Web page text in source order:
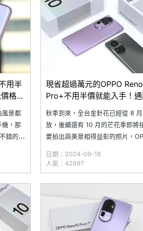
用半
格整
風景都
機，那
錯的好
，方
何？
現省超過萬元的OPPO
Pro+不用半價就能入手！
秋季到來，全台金針花已經從 8
放，後續還有 10 月的芒花季即將
要拍出與美景相得益彰的照片，
捉精緻的人像，還是用 800 萬畫素
角鏡頭記錄壯闊風景，都能輕鬆呈
畫面。究竟目前 OPPO Reno10
最低的通路
日期：2024-09-18
人氣：42697